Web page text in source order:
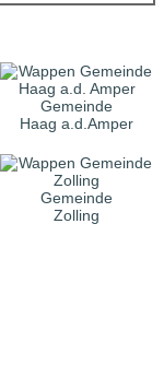
Gemeinde
Haag a.d.Amper
Gemeinde
Zolling